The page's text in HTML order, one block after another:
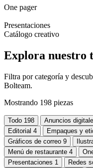
One pager
Presentaciones
Catálogo creativo
Explora nuestro
Filtra por categoría y
Bolteam.
Mostrando 198 piezas
Todo 198 Anuncios
Editorial 4 Empaques y
Gráficos de correo 9
Menú de restaurante 4
Presentaciones 1 Redes